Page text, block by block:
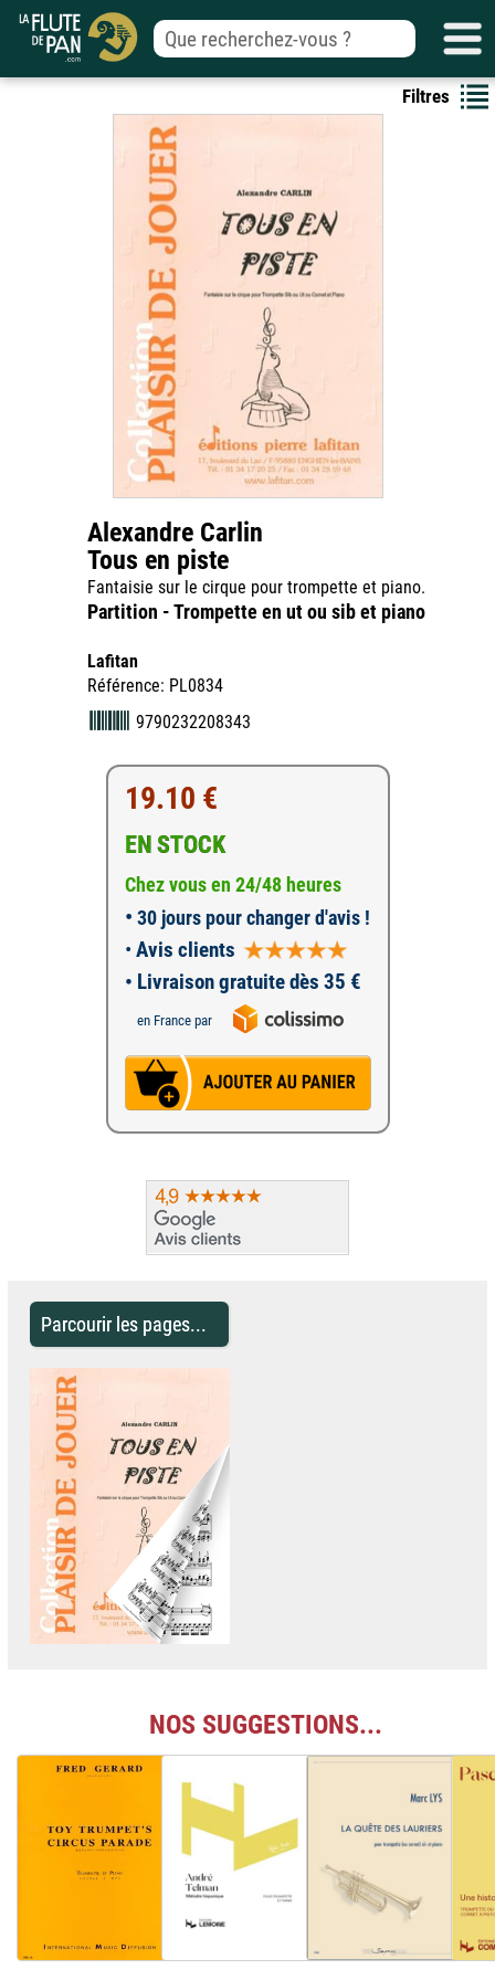
Filtres
Alexandre Carlin
Tous en piste
Fantaisie sur le cirque pour trompette et piano.
Partition - Trompette en ut ou sib et piano
Lafitan
Référence: PL0834
9790232208343
19.10 €
EN STOCK
Chez vous en 24/48 heures
• 30 jours pour changer d'avis !
• Avis clients
• Livraison gratuite dès 35 €
en France par
Parcourir les pages...
NOS SUGGESTIONS...